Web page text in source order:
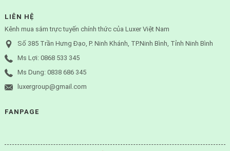
LIÊN HỆ
Kênh mua sắm trực tuyến chính thức của Luxer Việt Nam
Số 385 Trần Hưng Đạo, P. Ninh Khánh, TP.Ninh Bình, Tỉnh Ninh Bình
Ms Lợi: 0868 533 345
Ms Dung: 0838 686 345
luxergroup@gmail.com
FANPAGE